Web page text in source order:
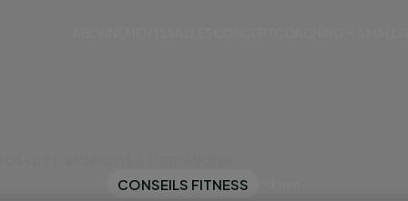
CONSEILS FITNESS